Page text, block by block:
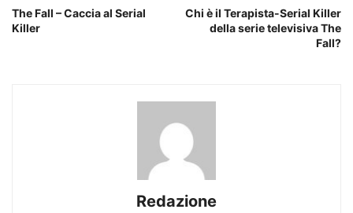
The Fall – Caccia al Serial
Killer
Chi è il Terapista-Serial Killer
della serie televisiva The
Fall?
Redazione